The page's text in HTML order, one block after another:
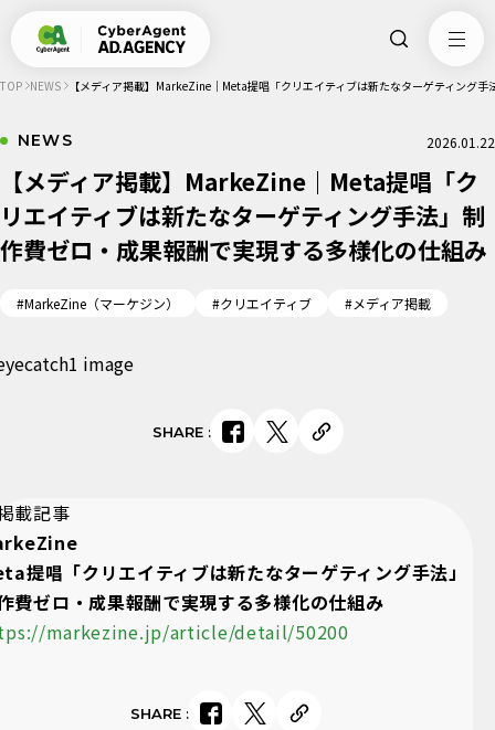
TOP NEWS 【メディア掲載】MarkeZine｜Meta提唱「クリエイティブは新たなターゲティング
NEWS 2026.01.22
【メディア掲載】MarkeZine｜Meta提唱「ク
リエイティブは新たなターゲティング手法」制
作費ゼロ・成果報酬で実現する多様化の仕組み
#MarkeZine（マーケジン） #クリエイティブ #メディア掲載
載記事
提唱「クリエイティブは新たなターゲティング手法」
費ゼロ・成果報酬で実現する多様化の仕組み
markezine.jp/article/detail/50200
SHARE:
SHARE: